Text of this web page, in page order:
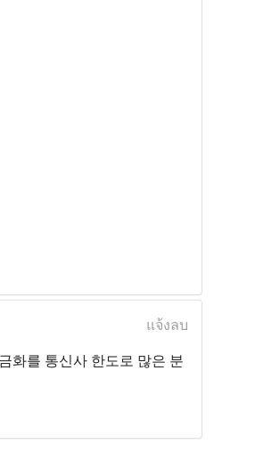
แจ้งลบ
화를 통신사 한도로 많은 분